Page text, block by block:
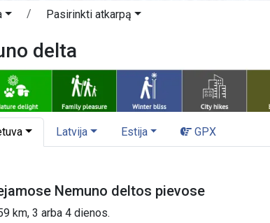
Pasirinkti atkarpą
delta
Latvija Estija GPX
Nemuno deltos pievose
km, 3 arba 4 dienos.